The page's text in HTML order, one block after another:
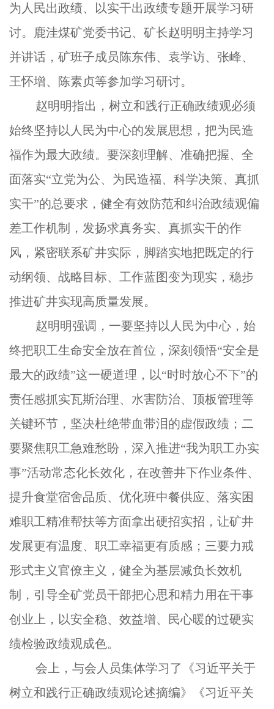
为人民出政绩、以实干出政绩专题开展学习研
讨。鹿洼煤矿党委书记、矿长赵明明主持学习
并讲话，矿班子成员陈东伟、袁学访、张峰、
王怀增、陈素贞等参加学习研讨。
赵明明指出，树立和践行正确政绩观必须
始终坚持以人民为中心的发展思想，把为民造
福作为最大政绩。要深刻理解、准确把握、全
面落实“立党为公、为民造福、科学决策、真抓
实干”的总要求，健全有效防范和纠治政绩观偏
差工作机制，发扬求真务实、真抓实干的作
风，紧密联系矿井实际，脚踏实地把既定的行
动纲领、战略目标、工作蓝图变为现实，稳步
推进矿井实现高质量发展。
赵明明强调，一要坚持以人民为中心，始
终把职工生命安全放在首位，深刻领悟“安全是
最大的政绩”这一硬道理，以“时时放心不下”的
责任感抓实瓦斯治理、水害防治、顶板管理等
关键环节，坚决杜绝带血带泪的虚假政绩；二
要聚焦职工急难愁盼，深入推进“我为职工办实
事”活动常态化长效化，在改善井下作业条件、
提升食堂宿舍品质、优化班中餐供应、落实困
难职工精准帮扶等方面拿出硬招实招，让矿井
发展更有温度、职工幸福更有质感；三要力戒
形式主义官僚主义，健全为基层减负长效机
制，引导全矿党员干部把心思和精力用在干事
创业上，以安全稳、效益增、民心暖的过硬实
绩检验政绩观成色。
会上，与会人员集体学习了《习近平关于
树立和践行正确政绩观论述摘编》《习近平关